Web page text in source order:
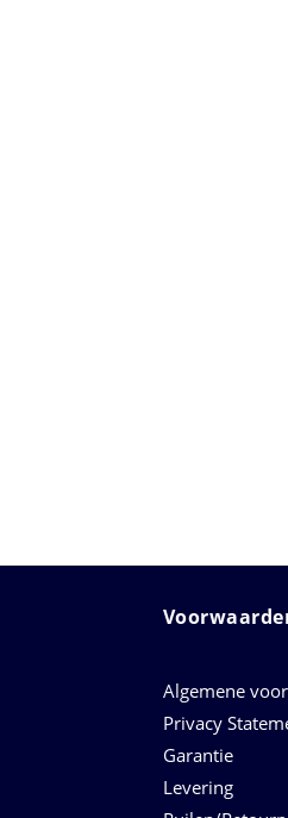
Algemene
Privacy
Garantie
Levering